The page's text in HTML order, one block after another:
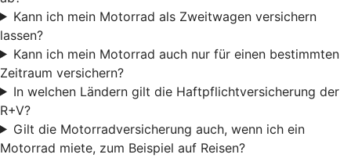
Kann ich mein Motorrad als Zweitwagen versichern
lassen?
Kann ich mein Motorrad auch nur für einen bestimmten
Zeitraum versichern?
In welchen Ländern gilt die Haftpflichtversicherung der
R+V?
Gilt die Motorradversicherung auch, wenn ich ein
Motorrad miete, zum Beispiel auf Reisen?